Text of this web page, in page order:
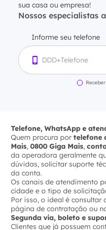
sua casa ou empresa!
Nossos especialistas
Informe seu telefone
Telefone, WhatsApp e
Quem procura portelefone
Mais,0800 Giga Mais,
da operadora geralmente
dúvidas, solicitar suporte
da conta.
Os canais de atendimento
cidade e o tipo de
Por isso, o ideal é
página de contratação ou
Segunda via, boleto e
Clientes que já possuem